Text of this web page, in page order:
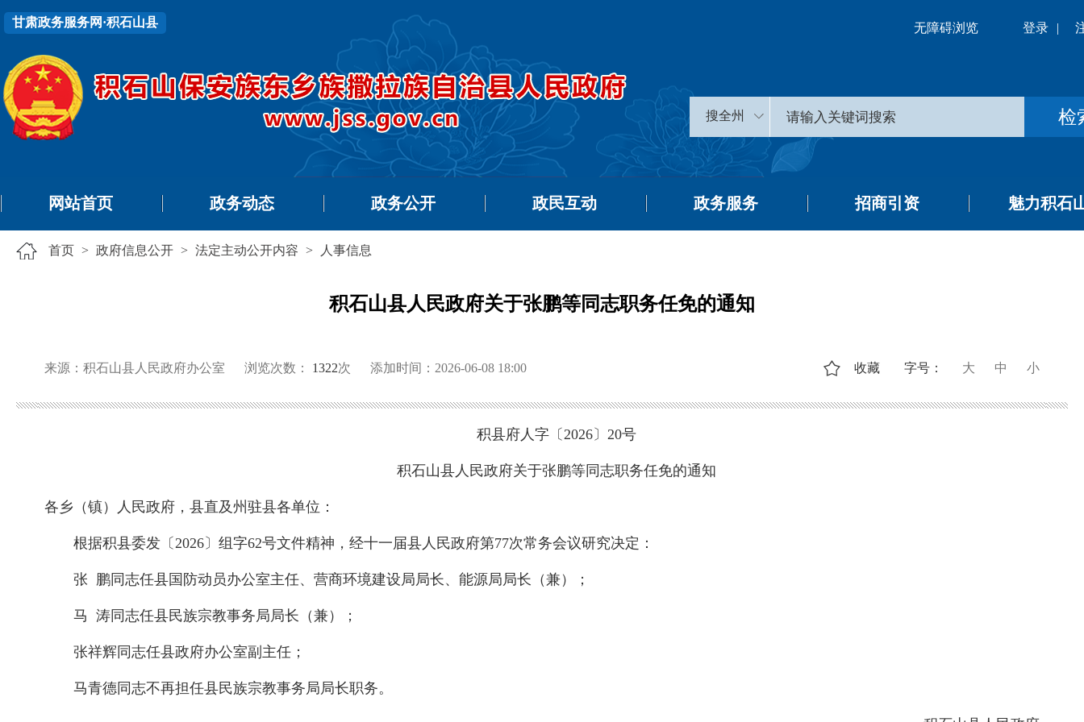
甘肃政务服务网·积石山县 无障碍浏览 登录 |
搜全州
网站首页 政务动态 政务公开 政民互动 政务服务 招商引资 魅力积石
首页 > 政府信息公开 > 法定主动公开内容 > 人事信息
积石山县人民政府关于张鹏等同志职务任免的通知
来源：积石山县人民政府办公室 浏览次数： 1322次 添加时间：2026-06-08 18:00 字号： 大 中 小
收藏
积县府人字〔2026〕20号
积石山县人民政府关于张鹏等同志职务任免的通知
各乡（镇）人民政府，县直及州驻县各单位：
根据积县委发〔2026〕组字62号文件精神，经十一届县人民政府第77次常务会议研究决定：
张 鹏同志任县国防动员办公室主任、营商环境建设局局长、能源局局长（兼）；
马 涛同志任县民族宗教事务局局长（兼）；
张祥辉同志任县政府办公室副主任；
马青德同志不再担任县民族宗教事务局局长职务。